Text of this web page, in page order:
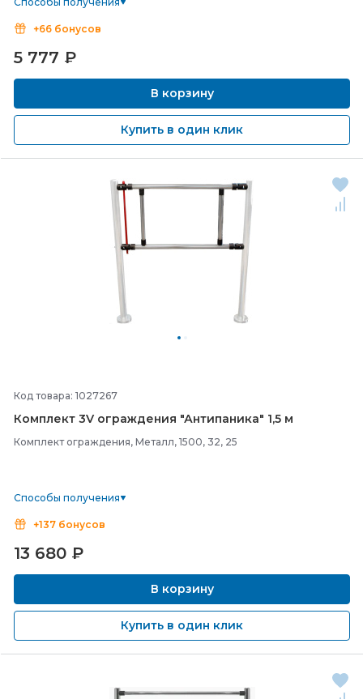
+66 бонусов
5 777 ₽
В корзину
Купить в один клик
Код товара: 1027267
Комплект 3V ограждения "Антипаника" 1,5 м
Комплект ограждения, Металл, 1500, 32, 25
Способы получения
+137 бонусов
13 680 ₽
В корзину
Купить в один клик